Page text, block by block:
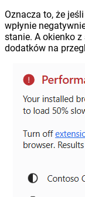
Oznacza to, że
wpłynie
stanie. A okienko
dodatków na